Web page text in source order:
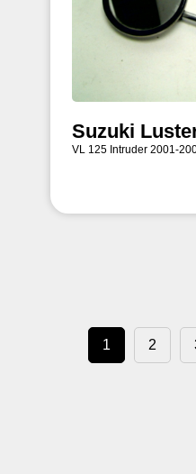
Suzuki
VL 125 Intruder 2001-
1 2